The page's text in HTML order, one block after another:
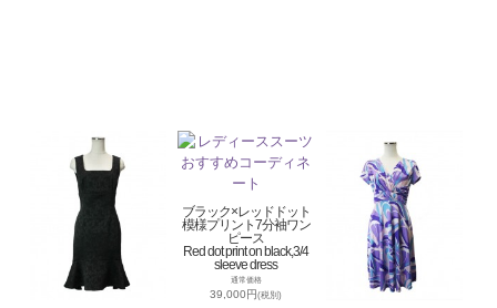
ブラック×レッドドット
模様プリント7分袖ワン
ピース
Red dot print on black,3/4
sleeve dress
通常価格
39,000円(税別)